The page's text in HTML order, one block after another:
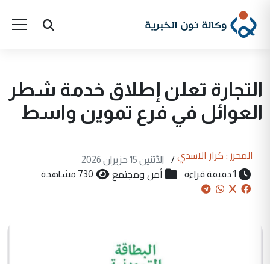
التجارة تعلن إطلاق خدمة شطر
العوائل في فرع تموين واسط
المحرر : كرار الاسدي /
الأثنين 15 حزيران 2026
1 دقيقة قراءة
أمن ومجتمع 730 مشاهدة